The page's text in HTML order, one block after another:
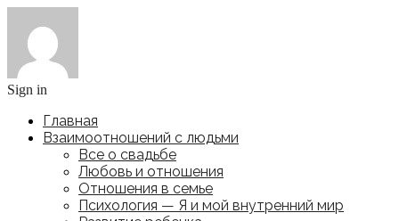
Sign in
Главная
Взаимоотношений с людьми
Все о свадьбе
Любовь и отношения
Отношения в семье
Психология — Я и мой внутренний мир